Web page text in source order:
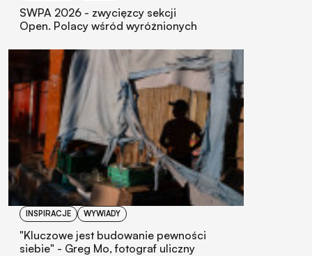
SWPA 2026 - zwycięzcy sekcji
Open. Polacy wśród wyróżnionych
INSPIRACJE WYWIADY
"Kluczowe jest budowanie pewności
siebie" - Greg Mo, fotograf uliczny